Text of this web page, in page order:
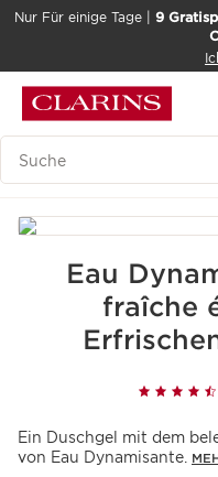
Nur Für einige Tage | 9
Legende suchen
Eau
fraîche
Ein Duschgel mit dem
von Eau Dynamisante.